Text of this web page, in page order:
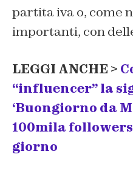
partita iva o, come
importanti, con
LEGGI ANCHE >
“influencer” la
‘Buongiorno da
100mila
giorno